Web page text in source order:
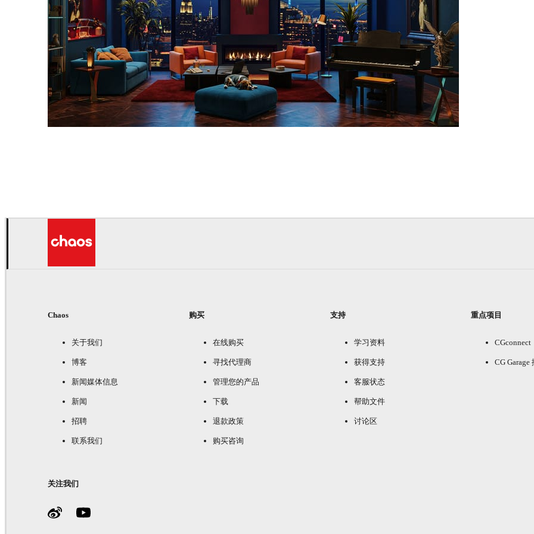
Chaos
关于我们
博客
新闻媒体信息
新闻
招聘
联系我们
购买
在线购买
寻找代理商
管理您的产品
下载
退款政策
购买咨询
支持
学习资料
获得支持
客服状态
帮助文件
讨论区
重点项目
CGconnect
CG Garage
关注我们